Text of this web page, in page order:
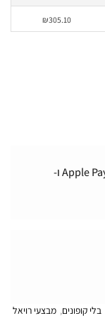
₪305.10
תשלום מאובטח באשראי Apple Pay ו-
בלי קופונים, מבצעי רויאל